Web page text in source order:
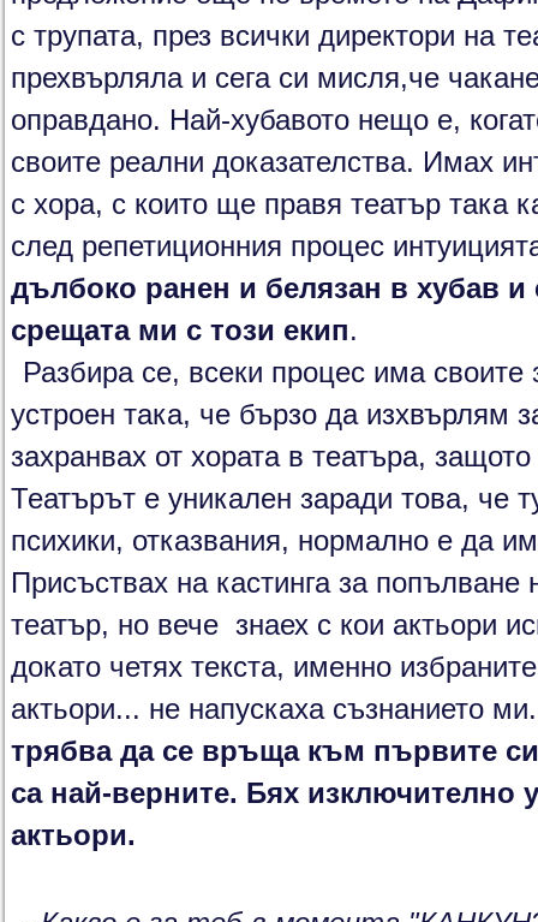
с трупата, през всички директори на
прехвърляла и сега си мисля,че
оправдано. Най-хубавото нещо е,
своите реални доказателства. Имах
с хора, с които ще правя театър така
след репетиционния процес
дълбоко ранен и белязан в хубав и
срещата ми с този екип.
Разбира се, всеки процес има
устроен така, че бързо да изхвърлям
захранвах от хората в театъра,
Театърът е уникален заради това, че
психики, отказвания, нормално е да
Присъствах на кастинга за попълване
театър, но вече знаех с кои актьори
докато четях текста, именно
актьори... не напускаха съзнанието
трябва да се връща към първите
са най-верните. Бях изключително
актьори.